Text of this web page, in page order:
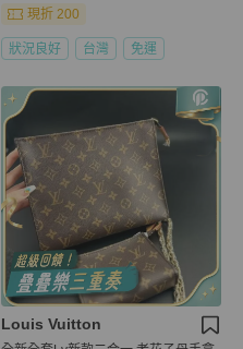
現折 200
狀況良好 台灣 免運
Louis Vuitton